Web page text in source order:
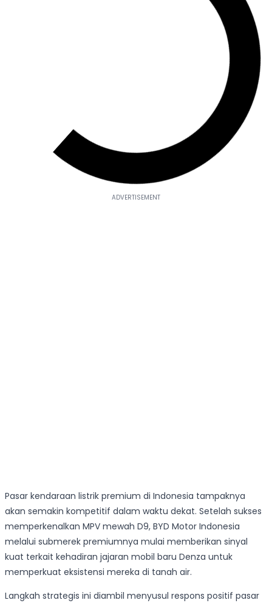
Pasar kendaraan listrik premium di Indonesia tampaknya
akan semakin kompetitif dalam waktu dekat. Setelah sukses
memperkenalkan MPV mewah D9, BYD Motor Indonesia
melalui submerek premiumnya mulai memberikan sinyal
kuat terkait kehadiran jajaran mobil baru Denza untuk
memperkuat eksistensi mereka di tanah air.
Langkah strategis ini diambil menyusul respons positif pasar